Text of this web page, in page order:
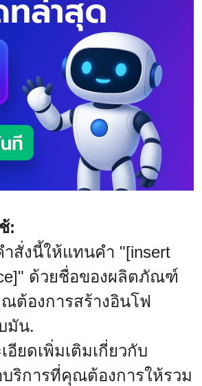
:
สั่งนี้ให้แทนคำ "[insert
ด้วยชื่อของผลิตภัณฑ์
ต้องการสร้างอินโฟ
มัน.
อียดเพิ่มเติมเกี่ยวกับ
ริการที่คุณต้องการให้รวม